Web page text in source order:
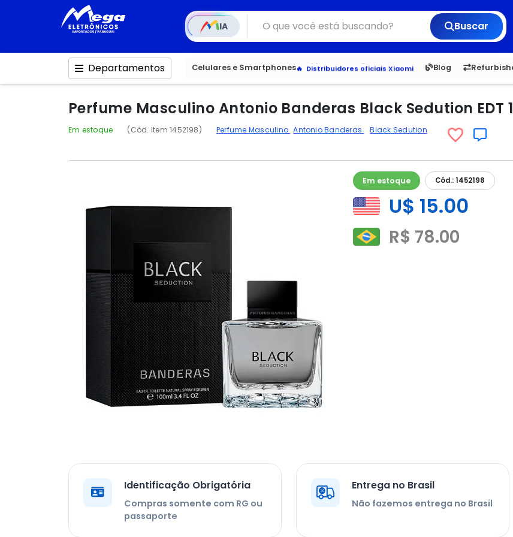
IA Buscar
Departamentos Celulares e Smartphones
Veja os Lançamentos
Distribuidores oficiais Xiaomi
Blog
6,050 5.20
Perfume Masculino Antonio Banderas Black Sedution EDT
Em estoque (Cód. Item 1452198) Perfume Masculino Antonio Banderas Black Sedution
Em estoque Cód.: 1452198
U$ 15.00
R$ 78.00
Identificação Obrigatória
Compras somente com RG ou
passaporte
Entrega no Brasil
Não fazemos entrega no Brasil